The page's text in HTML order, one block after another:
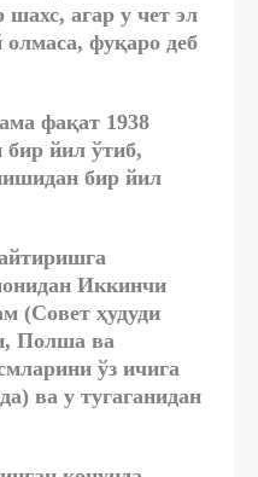
шахс, агар у чет эл
фуқаро деб
фақат 1938
бир йил ўтиб,
бир йил
Иккинчи
(Совет ҳудуди
Полша ва
ўз ичига
ва у тугаганидан